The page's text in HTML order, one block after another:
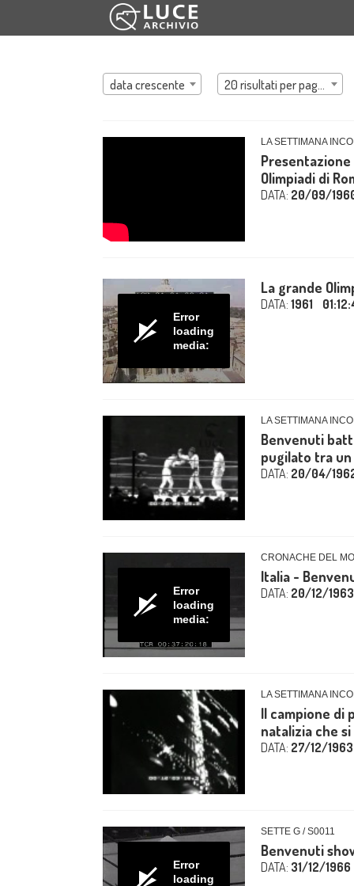
data crescente 20 risultati per pagina
LA SETTIMANA
Olimpiadi di
DATA: 20/09/
Error
loading
media:
La grande
DATA: 1961
LA SETTIMANA
Benvenuti
pugilato tra un
DATA: 20/04/
Error
loading
media:
CRONACHE DEL
Italia -
DATA: 20/12/1963
LA SETTIMANA
Il campione di
natalizia che
DATA: 27/12/1963
Error
loading
SETTE G / S0011
Benvenuti
DATA: 31/12/1966